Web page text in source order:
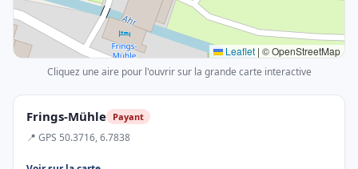
Frings-Mühle Payant
📍 GPS 50.3716, 6.7838
Leaflet | © OpenStreetMap
Cliquez une aire pour l'ouvrir sur la grande carte interactive